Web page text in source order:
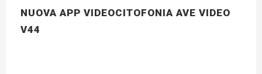
NUOVA APP VIDEOCITOFONIA AVE VIDEO
V44